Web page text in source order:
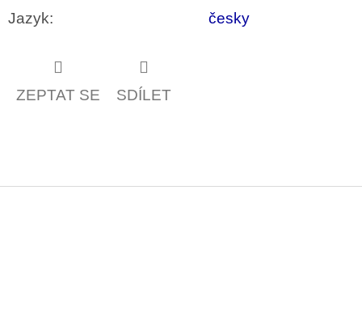
Jazyk: česky
ZEPTAT SE SDÍLET